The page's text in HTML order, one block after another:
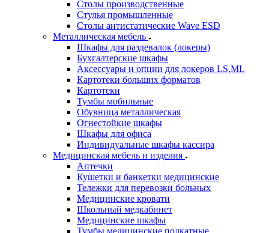
Столы производственные
Стулья промышленные
Столы антистатические Wave ESD
Металлическая мебель
Шкафы для раздевалок (локеры)
Бухгалтерские шкафы
Аксессуары и опции для локеров LS,ML
Картотеки больших форматов
Картотеки
Тумбы мобильные
Обувница металлическая
Огнестойкие шкафы
Шкафы для офиса
Индивидуальные шкафы кассира
Медицинская мебель и изделия
Аптечки
Кушетки и банкетки медицинские
Тележки для перевозки больных
Медицинские кровати
Школьный медкабинет
Медицинские шкафы
Тумбы медицинские подкатные